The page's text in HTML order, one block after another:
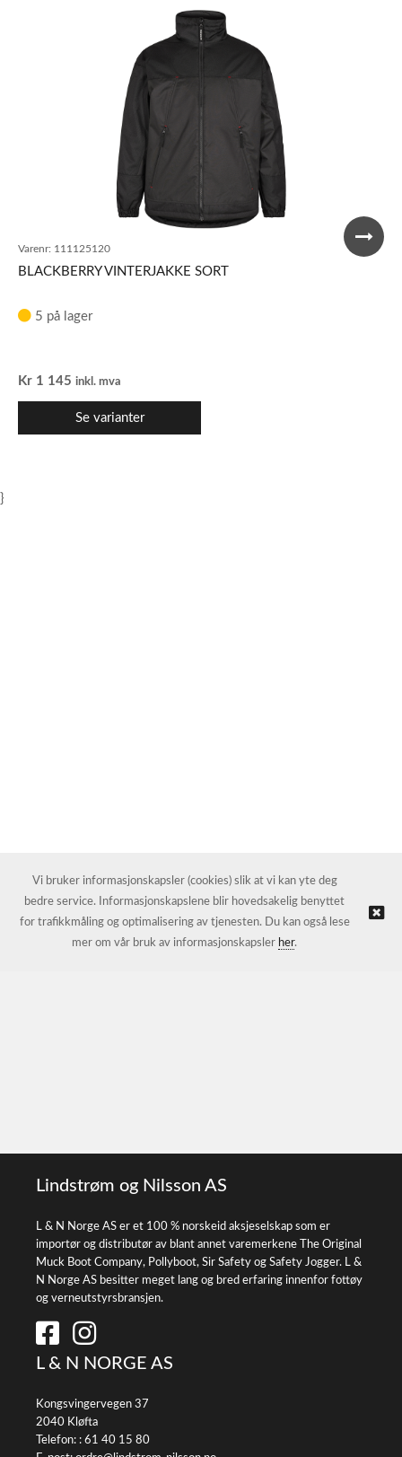
Varenr: 111125120
BLACKBERRY VINTERJAKKE SORT
5 på lager
Kr 1 145 inkl. mva
Se varianter
}
Lindstrøm og Nilsson AS
L & N Norge AS er et 100 % norskeid aksjeselskap som er
importør og distributør av blant annet varemerkene The Original
Muck Boot Company, Pollyboot, Sir Safety og Safety Jogger. L &
N Norge AS besitter meget lang og bred erfaring innenfor fottøy
og verneutstyrsbransjen.
L & N NORGE AS
Kongsvingervegen 37
2040 Kløfta
Telefon: : 61 40 15 80
Vi bruker informasjonskapsler (cookies) slik at vi kan yte deg
bedre service. Informasjonskapslene blir hovedsakelig benyttet
for trafikkmåling og optimalisering av tjenesten. Du kan også lese
mer om vår bruk av informasjonskapsler her.